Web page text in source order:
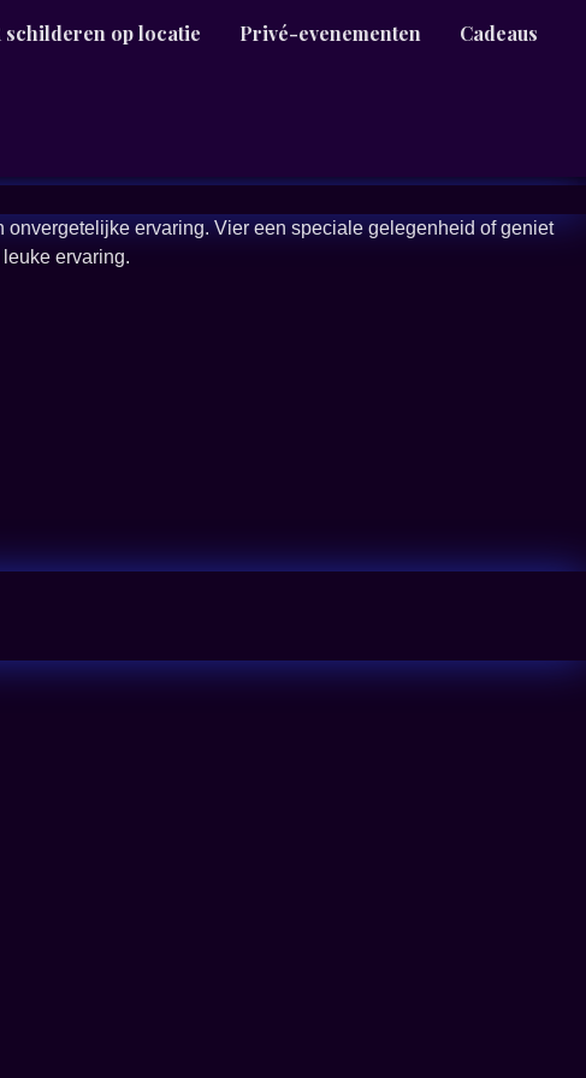
schilderen op locatie Privé-evenementen Cadeaus
ervaring. Vier een speciale gelegenheid of geniet
ervaring.